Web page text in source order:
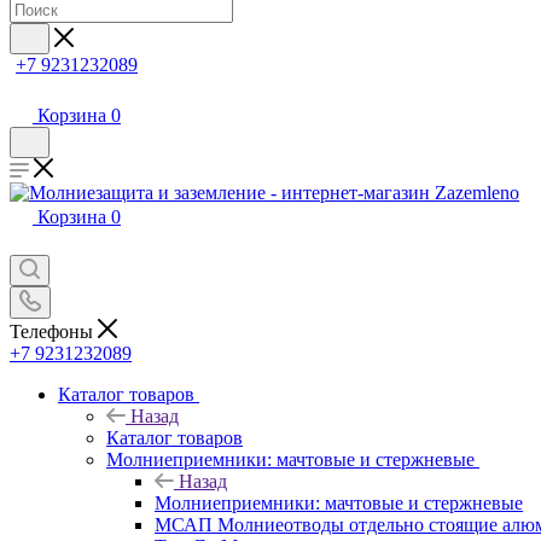
+7 9231232089
Корзина 0
Корзина 0
Телефоны
+7 9231232089
Каталог товаров
Назад
Каталог товаров
Молниеприемники: мачтовые и стержневые
Назад
Молниеприемники: мачтовые и стержневые
МСАП Молниеотводы отдельно стоящие